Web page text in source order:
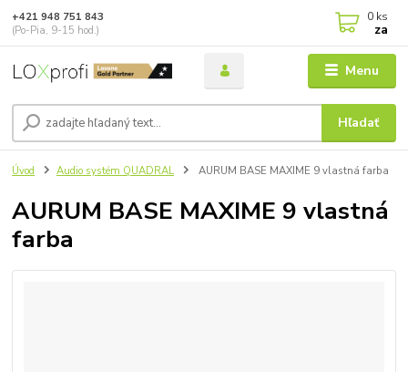
Menu
Hľadať
+421 948 751 843
(Po-Pia, 9-15 hod.)
0 ks
za
Úvod Audio systém QUADRAL AURUM BASE MAXIME 9 vlastná farba
AURUM BASE MAXIME 9 vlastná
farba